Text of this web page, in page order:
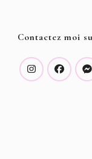
Contactez moi